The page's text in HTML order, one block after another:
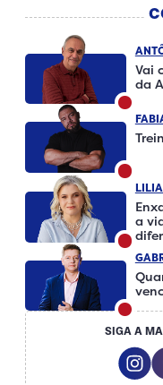
Vai
da
a
SIGA A